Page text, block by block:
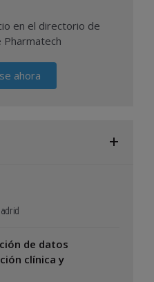
en el directorio de
ahora
de datos
clínica y